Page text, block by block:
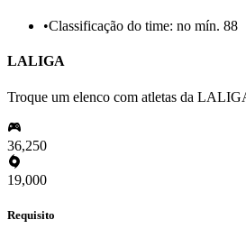
•Classificação do time: no mín. 88
LALIGA
Troque um elenco com atletas da
36,250
19,000
Requisito